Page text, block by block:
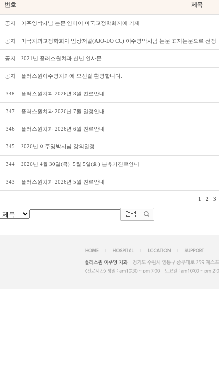
번호 제목
공지 이주영박사님 논문 연이어 미국교정학회지에 기재
공지 미국치과교정학회지 임상저널(AJO-DO CC) 이주영박사님 논문 표지논문으로 선정
공지 2021년 플러스원치과 신년 인사문
공지 플러스원이주영치과에 오신걸 환영합니다.
348 플러스원치과 2026년 8월 진료안내
347 플러스원치과 2026년 7월 일정안내
346 플러스원치과 2026년 6월 진료안내
345 2026년 이주영박사님 강의일정
344 2026년 4월 30일(목)~5월 5일(화) 봄휴가진료안내
343 플러스원치과 2026년 5월 진료안내
1 2 3